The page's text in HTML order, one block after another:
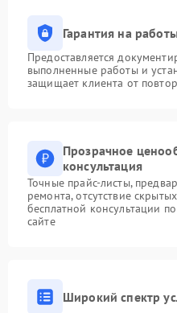
Гарантия на
Предоставляется
выполненные работы и
защищает клиента от
Прозрачное
консультация
Точные прайс-листы,
ремонта, отсутствие
бесплатной консультации
сайте
Широкий спектр